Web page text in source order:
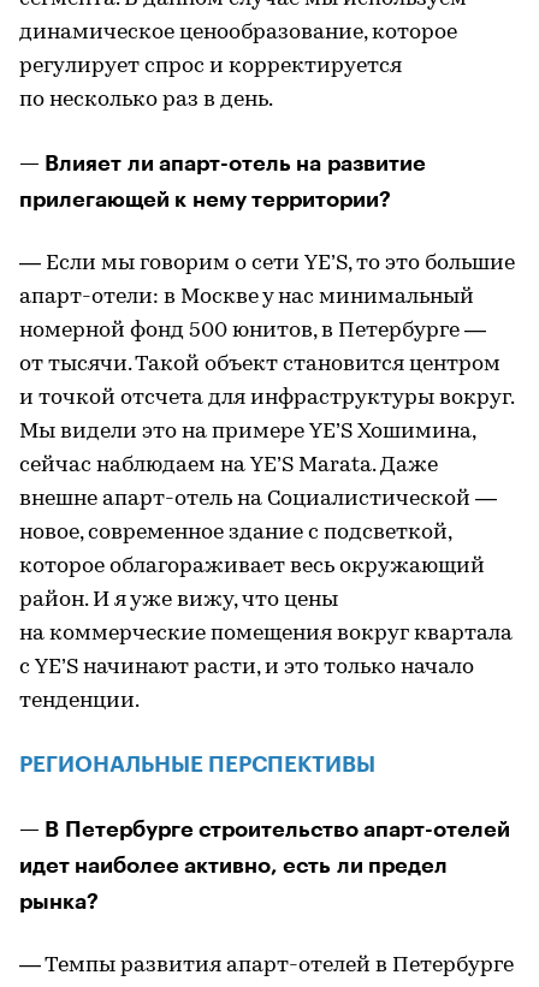
динамическое ценообразование, которое
регулирует спрос и корректируется
по несколько раз в день.
— Влияет ли апарт-отель на развитие
прилегающей к нему территории?
— Если мы говорим о сети YE’S, то это большие
апарт-отели: в Москве у нас минимальный
номерной фонд 500 юнитов, в Петербурге —
от тысячи. Такой объект становится центром
и точкой отсчета для инфраструктуры вокруг.
Мы видели это на примере YE’S Хошимина,
сейчас наблюдаем на YE’S Marata. Даже
внешне апарт-отель на Социалистической —
новое, современное здание с подсветкой,
которое облагораживает весь окружающий
район. И я уже вижу, что цены
на коммерческие помещения вокруг квартала
с YE’S начинают расти, и это только начало
тенденции.
РЕГИОНАЛЬНЫЕ ПЕРСПЕКТИВЫ
— В Петербурге строительство апарт-отелей
идет наиболее активно, есть ли предел
рынка?
— Темпы развития апарт-отелей в Петербурге